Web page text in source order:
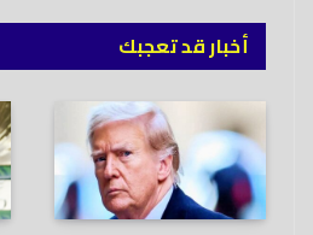
أخبار قد تعجبك